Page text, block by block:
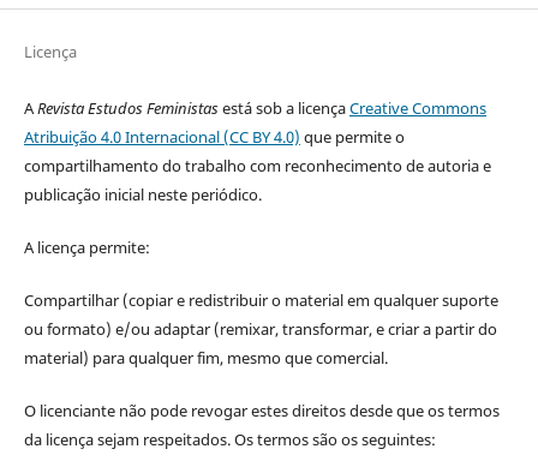
Licença
ARevista Estudos Feministasestá sob a licençaCreative Commons
Atribuição 4.0 Internacional (CC BY 4.0) que permite o
compartilhamento do trabalho com reconhecimento de autoria e
publicação inicial neste periódico.
A licença permite:
Compartilhar (copiar e redistribuir o material em qualquer suporte
ou formato) e/ou adaptar (remixar, transformar, e criar a partir do
material) para qualquer fim, mesmo que comercial.
O licenciante não pode revogar estes direitos desde que os termos
da licença sejam respeitados. Os termos são os seguintes: